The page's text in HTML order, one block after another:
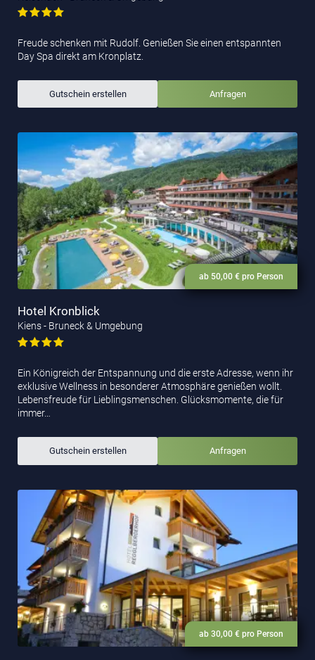
Freude schenken mit Rudolf. Genießen Sie einen entspannten
Day Spa direkt am Kronplatz.
Gutschein erstellen Anfragen
ab 50,00 € pro Person
Hotel Kronblick
Kiens - Bruneck & Umgebung
Ein Königreich der Entspannung und die erste Adresse, wenn ihr
exklusive Wellness in besonderer Atmosphäre genießen wollt.
Lebensfreude für Lieblingsmenschen. Glücksmomente, die für
immer…
Gutschein erstellen Anfragen
ab 30,00 € pro Person